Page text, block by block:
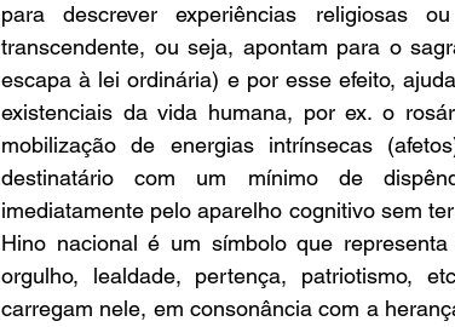
para descrever experiências religiosas
transcendente, ou seja, apontam para o
escapa à lei ordinária) e por esse efeito,
existenciais da vida humana, por ex. o
mobilização de energias intrínsecas
destinatário com um mínimo de
imediatamente pelo aparelho cognitivo sem
Hino nacional é um símbolo que
orgulho, lealdade, pertença, patriotismo,
carregam nele, em consonância com a